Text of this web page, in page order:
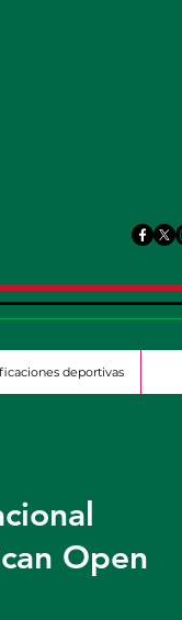
deportivas
Open